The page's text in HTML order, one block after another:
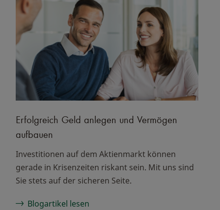
Erfolgreich Geld anlegen und Vermögen
aufbauen
Investitionen auf dem Aktienmarkt können
gerade in Krisenzeiten riskant sein. Mit uns sind
Sie stets auf der sicheren Seite.
Blogartikel lesen